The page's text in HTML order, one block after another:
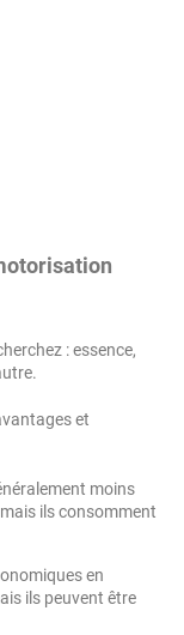
: essence,
et
moins
ils consomment
en
ils peuvent être